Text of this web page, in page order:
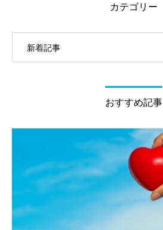
カテゴリー
新着記事
おすすめ記事